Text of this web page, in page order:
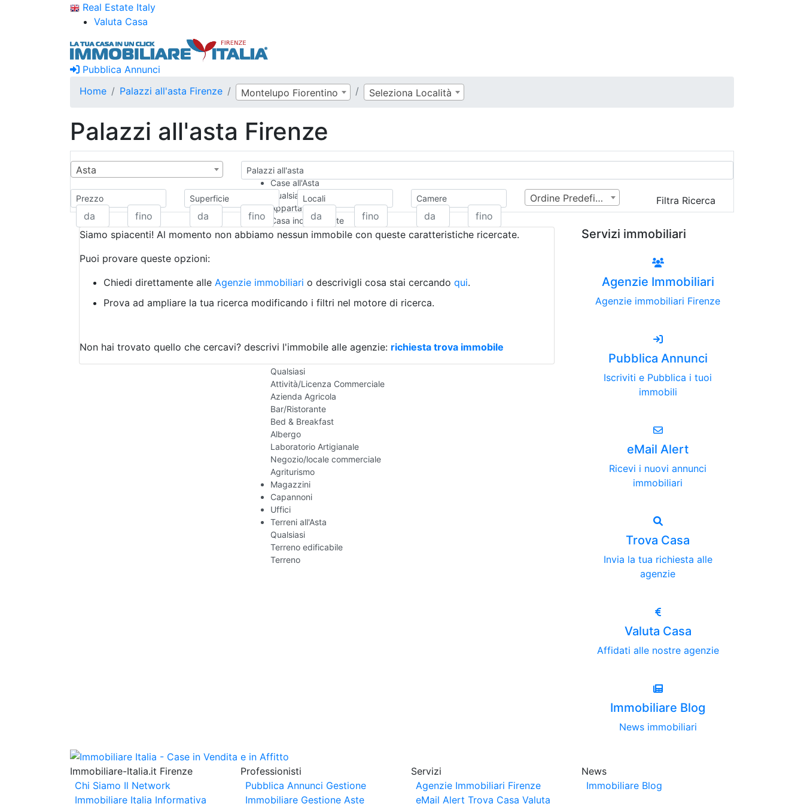
Real Estate Italy
Valuta Casa
Pubblica Annunci
Home
Palazzi all'asta Firenze Montelupo Fiorentino Seleziona Località
Palazzi all'asta Firenze
Asta
Palazzi all'asta
Case all'Asta
Qualsiasi
Appartamento
Casa indipendente
Casa Semi-indipendente
Rustico/Casale
Camera d'Albergo
Box/Garage
Qualsiasi
Attività/Licenza Commerciale
Azienda Agricola
Bar/Ristorante
Bed & Breakfast
Albergo
Laboratorio Artigianale
Negozio/locale commerciale
Agriturismo
Magazzini
Capannoni
Uffici
Terreni all'Asta
Qualsiasi
Terreno edificabile
Terreno
Prezzo Superficie Locali Camere Ordine Predefinito Filtra Ricerca
Siamo spiacenti! Al momento non abbiamo nessun immobile con queste caratteristiche ricercate.
Puoi provare queste opzioni:
Chiedi direttamente alle Agenzie immobiliari o descrivigli cosa stai cercando qui.
Prova ad ampliare la tua ricerca modificando i filtri nel motore di ricerca.
Non hai trovato quello che cercavi? descrivi l'immobile alle agenzie: richiesta trova immobile
Servizi immobiliari
Agenzie Immobiliari
Agenzie immobiliari Firenze
Pubblica Annunci
Iscriviti e Pubblica i tuoi
immobili
eMail Alert
Ricevi i nuovi annunci
immobiliari
Trova Casa
Invia la tua richiesta alle
agenzie
Valuta Casa
Affidati alle nostre agenzie
Immobiliare Blog
News immobiliari
Immobiliare-Italia.it Firenze
Chi Siamo Il Network
Immobiliare Italia Informativa
Professionisti
Pubblica Annunci Gestione
Immobiliare Gestione Aste
Servizi
Agenzie Immobiliari Firenze
eMail Alert Trova Casa Valuta
News
Immobiliare Blog